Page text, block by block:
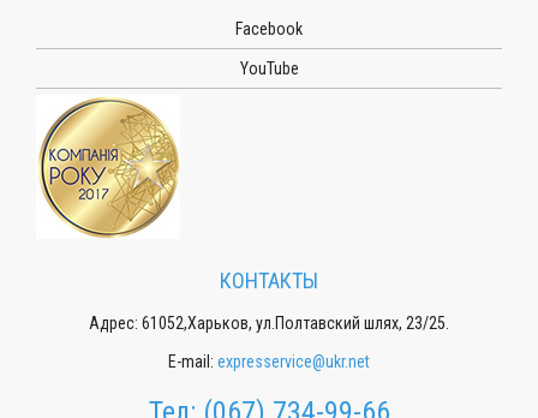
Facebook
YouTube
КОНТАКТЫ
Адрес: 61052,Харьков, ул.Полтавский шлях, 23/25.
E-mail: expresservice@ukr.net